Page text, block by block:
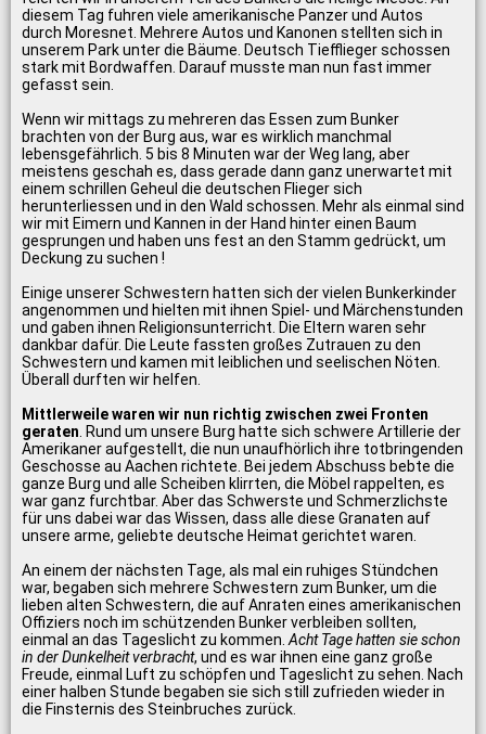
diesem Tag fuhren viele amerikanische Panzer und Autos
durch Moresnet. Mehrere Autos und Kanonen stellten sich in
unserem Park unter die Bäume. Deutsch Tiefflieger schossen
stark mit Bordwaffen. Darauf musste man nun fast immer
gefasst sein.
Wenn wir mittags zu mehreren das Essen zum Bunker
brachten von der Burg aus, war es wirklich manchmal
lebensgefährlich. 5 bis 8 Minuten war der Weg lang, aber
meistens geschah es, dass gerade dann ganz unerwartet mit
einem schrillen Geheul die deutschen Flieger sich
herunterliessen und in den Wald schossen. Mehr als einmal sind
wir mit Eimern und Kannen in der Hand hinter einen Baum
gesprungen und haben uns fest an den Stamm gedrückt, um
Deckung zu suchen !
Einige unserer Schwestern hatten sich der vielen Bunkerkinder
angenommen und hielten mit ihnen Spiel- und Märchenstunden
und gaben ihnen Religionsunterricht. Die Eltern waren sehr
dankbar dafür. Die Leute fassten großes Zutrauen zu den
Schwestern und kamen mit leiblichen und seelischen Nöten.
Überall durften wir helfen.
Mittlerweile waren wir nun richtig zwischen zwei Fronten
geraten. Rund um unsere Burg hatte sich schwere Artillerie der
Amerikaner aufgestellt, die nun unaufhörlich ihre totbringenden
Geschosse au Aachen richtete. Bei jedem Abschuss bebte die
ganze Burg und alle Scheiben klirrten, die Möbel rappelten, es
war ganz furchtbar. Aber das Schwerste und Schmerzlichste
für uns dabei war das Wissen, dass alle diese Granaten auf
unsere arme, geliebte deutsche Heimat gerichtet waren.
An einem der nächsten Tage, als mal ein ruhiges Stündchen
war, begaben sich mehrere Schwestern zum Bunker, um die
lieben alten Schwestern, die auf Anraten eines amerikanischen
Offiziers noch im schützenden Bunker verbleiben sollten,
einmal an das Tageslicht zu kommen.Acht Tage hatten sie schon
in der Dunkelheit verbracht, und es war ihnen eine ganz große
Freude, einmal Luft zu schöpfen und Tageslicht zu sehen. Nach
einer halben Stunde begaben sie sich still zufrieden wieder in
die Finsternis des Steinbruches zurück.